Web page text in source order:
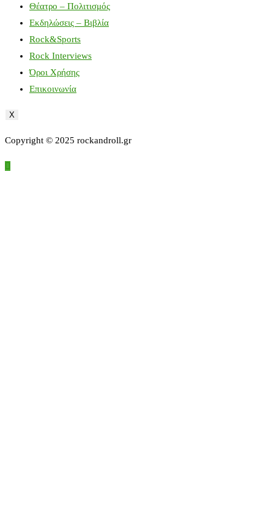
Θέατρο – Πολιτισμός
Εκδηλώσεις – Βιβλία
Rock&Sports
Rock Interviews
Όροι Χρήσης
Επικοινωνία
X
Copyright © 2025 rockandroll.gr